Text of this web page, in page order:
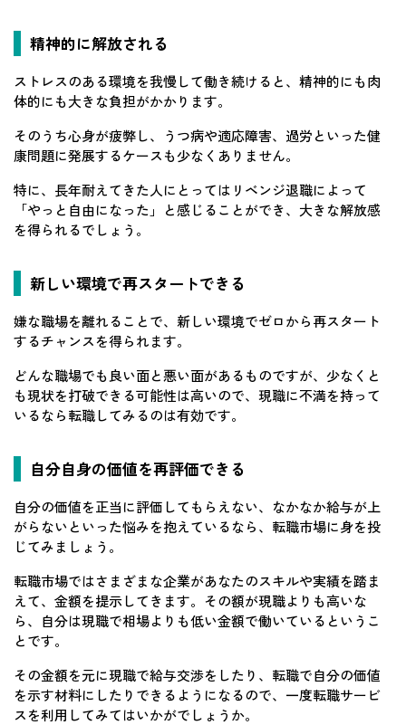
精神的に解放される
ストレスのある環境を我慢して働き続けると、精神的にも肉
体的にも大きな負担がかかります。
そのうち心身が疲弊し、うつ病や適応障害、過労といった健
康問題に発展するケースも少なくありません。
特に、長年耐えてきた人にとってはリベンジ退職によって
「やっと自由になった」と感じることができ、大きな解放感
を得られるでしょう。
新しい環境で再スタートできる
嫌な職場を離れることで、新しい環境でゼロから再スタート
するチャンスを得られます。
どんな職場でも良い面と悪い面があるものですが、少なくと
も現状を打破できる可能性は高いので、現職に不満を持って
いるなら転職してみるのは有効です。
自分自身の価値を再評価できる
自分の価値を正当に評価してもらえない、なかなか給与が上
がらないといった悩みを抱えているなら、転職市場に身を投
じてみましょう。
転職市場ではさまざまな企業があなたのスキルや実績を踏ま
えて、金額を提示してきます。その額が現職よりも高いな
ら、自分は現職で相場よりも低い金額で働いているというこ
とです。
その金額を元に現職で給与交渉をしたり、転職で自分の価値
を示す材料にしたりできるようになるので、一度転職サービ
スを利用してみてはいかがでしょうか。